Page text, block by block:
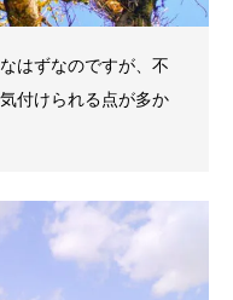
はずなのですが、不
付けられる点が多か